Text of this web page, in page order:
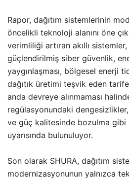
Rapor, dağıtım sistemlerinin
öncelikli teknoloji alanını öne
verimliliği artıran akıllı
güçlendirilmiş siber güvenlik,
yaygınlaşması, bölgesel enerji
dağıtık üretimi teşvik eden
anda devreye alınmaması
regülasyonundaki
ve güç kalitesinde bozulma gibi
uyarısında bulunuluyor.
Son olarak SHURA, dağıtım
modernizasyonunun yalnızca